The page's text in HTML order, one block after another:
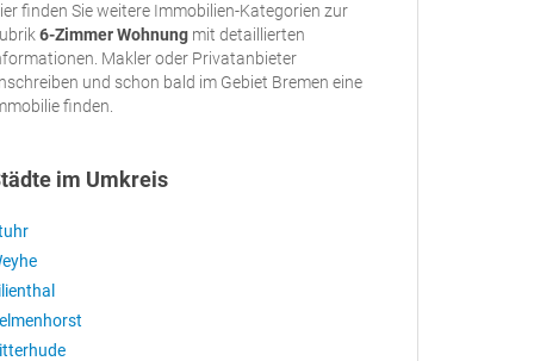
finden Sie weitere Immobilien-Kategorien zur
6-Zimmer Wohnung mit detaillierten
Makler oder Privatanbieter
und schon bald im Gebiet Bremen eine
finden.
im Umkreis